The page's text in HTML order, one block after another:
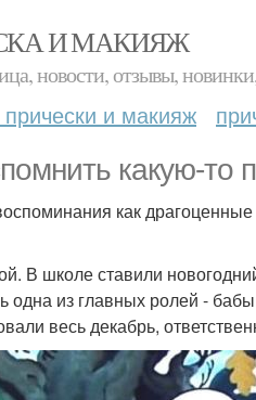
И МАКИЯЖ
новости, отзывы,
прически и макияж
какую-то
как
В школе ставили
одна из главных ролей -
весь декабрь,